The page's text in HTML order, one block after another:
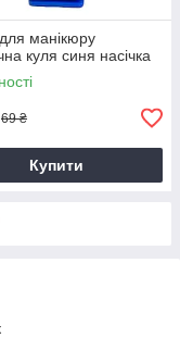
манікюру
куля синя насічка
69 ₴
Купити